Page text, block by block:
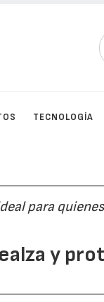
TECNOLOGÍA
para
y